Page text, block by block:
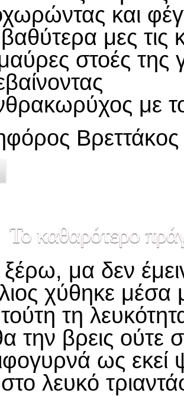
και
μες
στοές της
με
Βρεττάκος
Το καθαρότερο
μα δεν
χύθηκε μέσα
τη
την βρεις ούτε
ως εκεί
λευκό